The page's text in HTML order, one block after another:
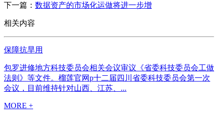
下一篇： 数据资产的市场化运做将进一步增
相关内容
保障抗旱用
包罗进修地方科技委员会相关会议审议《省委科技委员会工做
法则》等文件。榴莲官网p十二届四川省委科技委员会第一次
会议，目前维持针对山西、江苏、...
MORE +